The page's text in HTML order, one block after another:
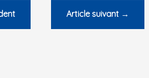
Article suivant →